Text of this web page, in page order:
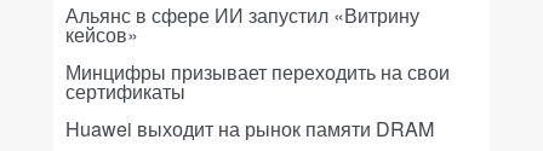
Альянс в сфере ИИ запустил «Витрину
кейсов»
Минцифры призывает переходить на свои
сертификаты
Huawei выходит на рынок памяти DRAM